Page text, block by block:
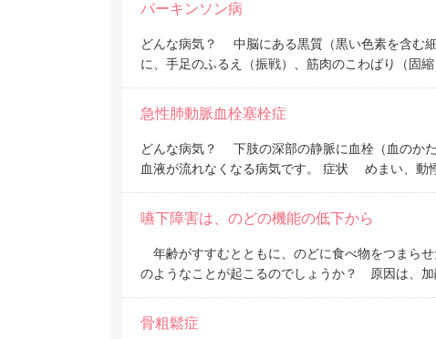
パーキンソン病
どんな病気？ 中脳にある黒質（黒い色素を含む
に、手足のふるえ（振戦）、筋肉のこわばり（固
急性肺動脈血栓塞栓症
どんな病気？ 下肢の深部の静脈に血栓（血のか
血液が流れなくなる病気です。 症状 めまい、動
嚥下障害は、のどの機能の低下から
年齢がすすむとともに、のどに食べ物をつまら
のようなことが起こるのでしょうか？ 原因は、加
骨粗鬆症